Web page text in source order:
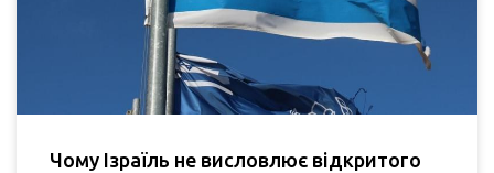
Чому Ізраїль не висловлює відкритого